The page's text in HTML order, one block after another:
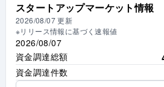
スタートアップマーケット情報
2026/08/07 更新
※リリース情報に基づく速報値
2026/08/07
資金調達総額
資金調達件数